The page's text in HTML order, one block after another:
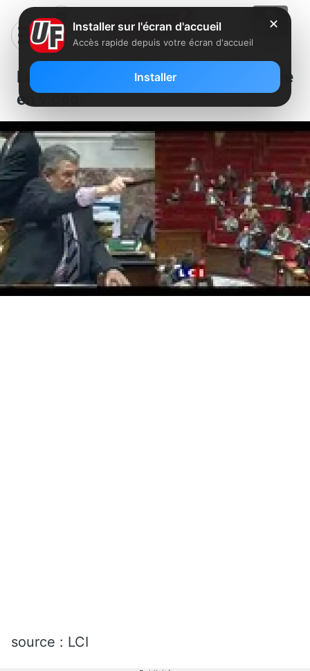
Le rejet de l’HADOPI à l’Assemblée
en vidéo
source : LCI
✕
Installer sur l'écran d'accueil
Accès rapide depuis votre écran d'accueil
Installer